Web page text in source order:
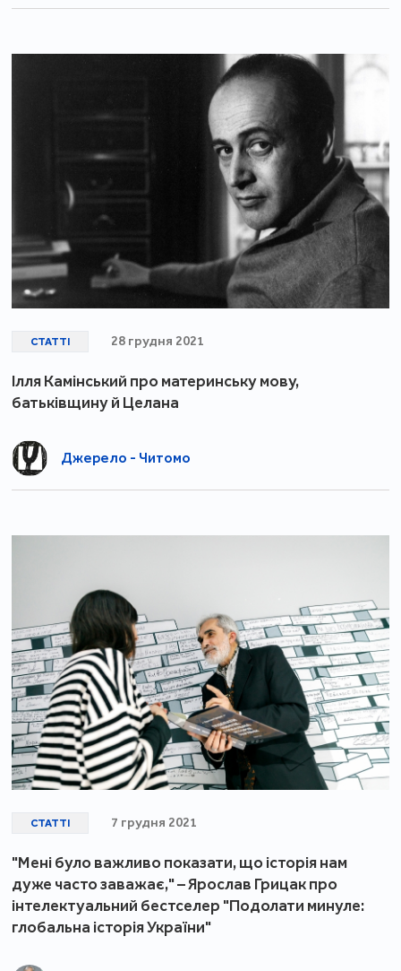
СТАТТІ 28 грудня 2021
Ілля Камінський про материнську мову,
батьківщину й Целана
Джерело - Читомо
СТАТТІ 7 грудня 2021
"Мені було важливо показати, що історія нам
дуже часто заважає," – Ярослав Грицак про
інтелектуальний бестселер "Подолати минуле:
глобальна історія України"